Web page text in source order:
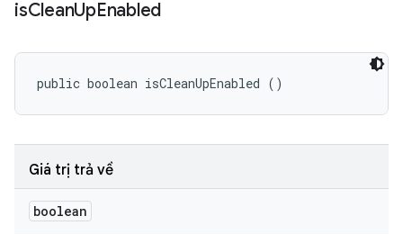
isCleanUpEnabled
public boolean isCleanUpEnabled ()
Giá trị trả về
boolean